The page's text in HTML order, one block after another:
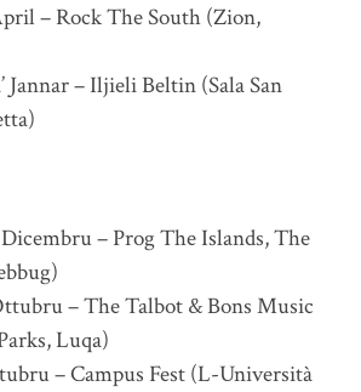
– Rock The South (Zion,
Jannar – Iljieli Beltin (Sala San
– Prog The Islands, The
– The Talbot & Bons Music
Luqa)
– Campus Fest (L-Università